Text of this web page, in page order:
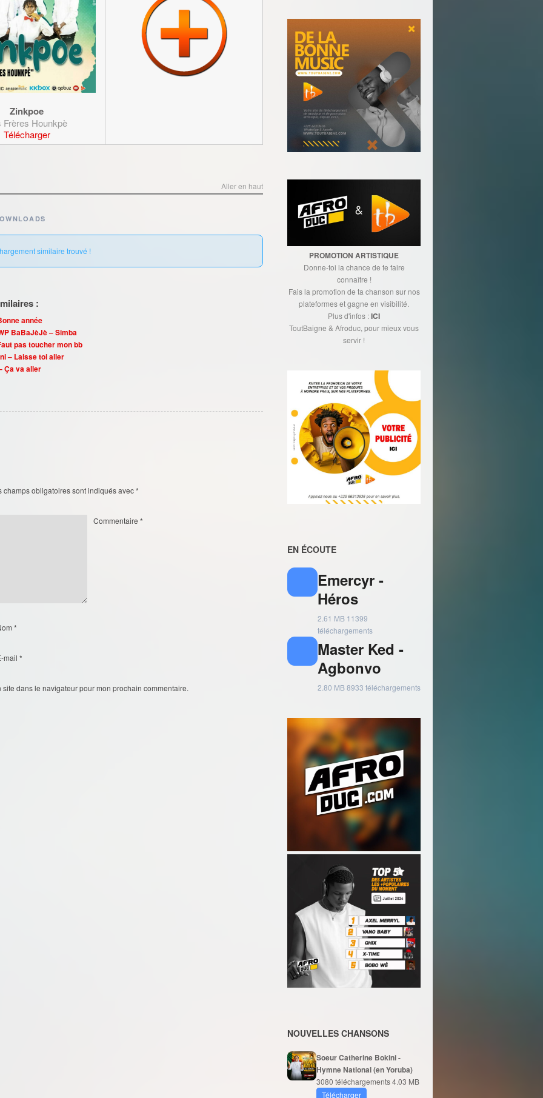
Zinkpoe
Frères Hounkpè
Télécharger
Aller en haut
similaire trouvé !
:
année
BaBaJèJè – Simba
pas toucher mon bb
– Laisse toi aller
Ça va aller
champs obligatoires sont indiqués avec*
Commentaire *
*
mail *
dans le navigateur pour mon prochain commentaire.
PROMOTION ARTISTIQUE
Donne-toi la chance de te faire
connaître !
Fais la promotion de ta chanson sur nos
plateformes et gagne en visibilité.
Plus d'infos :ICI
ToutBaigne & Afroduc, pour mieux vous
servir !
EN ÉCOUTE
Emercyr -
Héros
2.61 MB 11399
téléchargements
Master Ked -
Agbonvo
2.80 MB8933 téléchargements
NOUVELLES CHANSONS
Soeur Catherine Bokini -
Hymne National (en Yoruba)
3080 téléchargements4.03 MB
Télécharger